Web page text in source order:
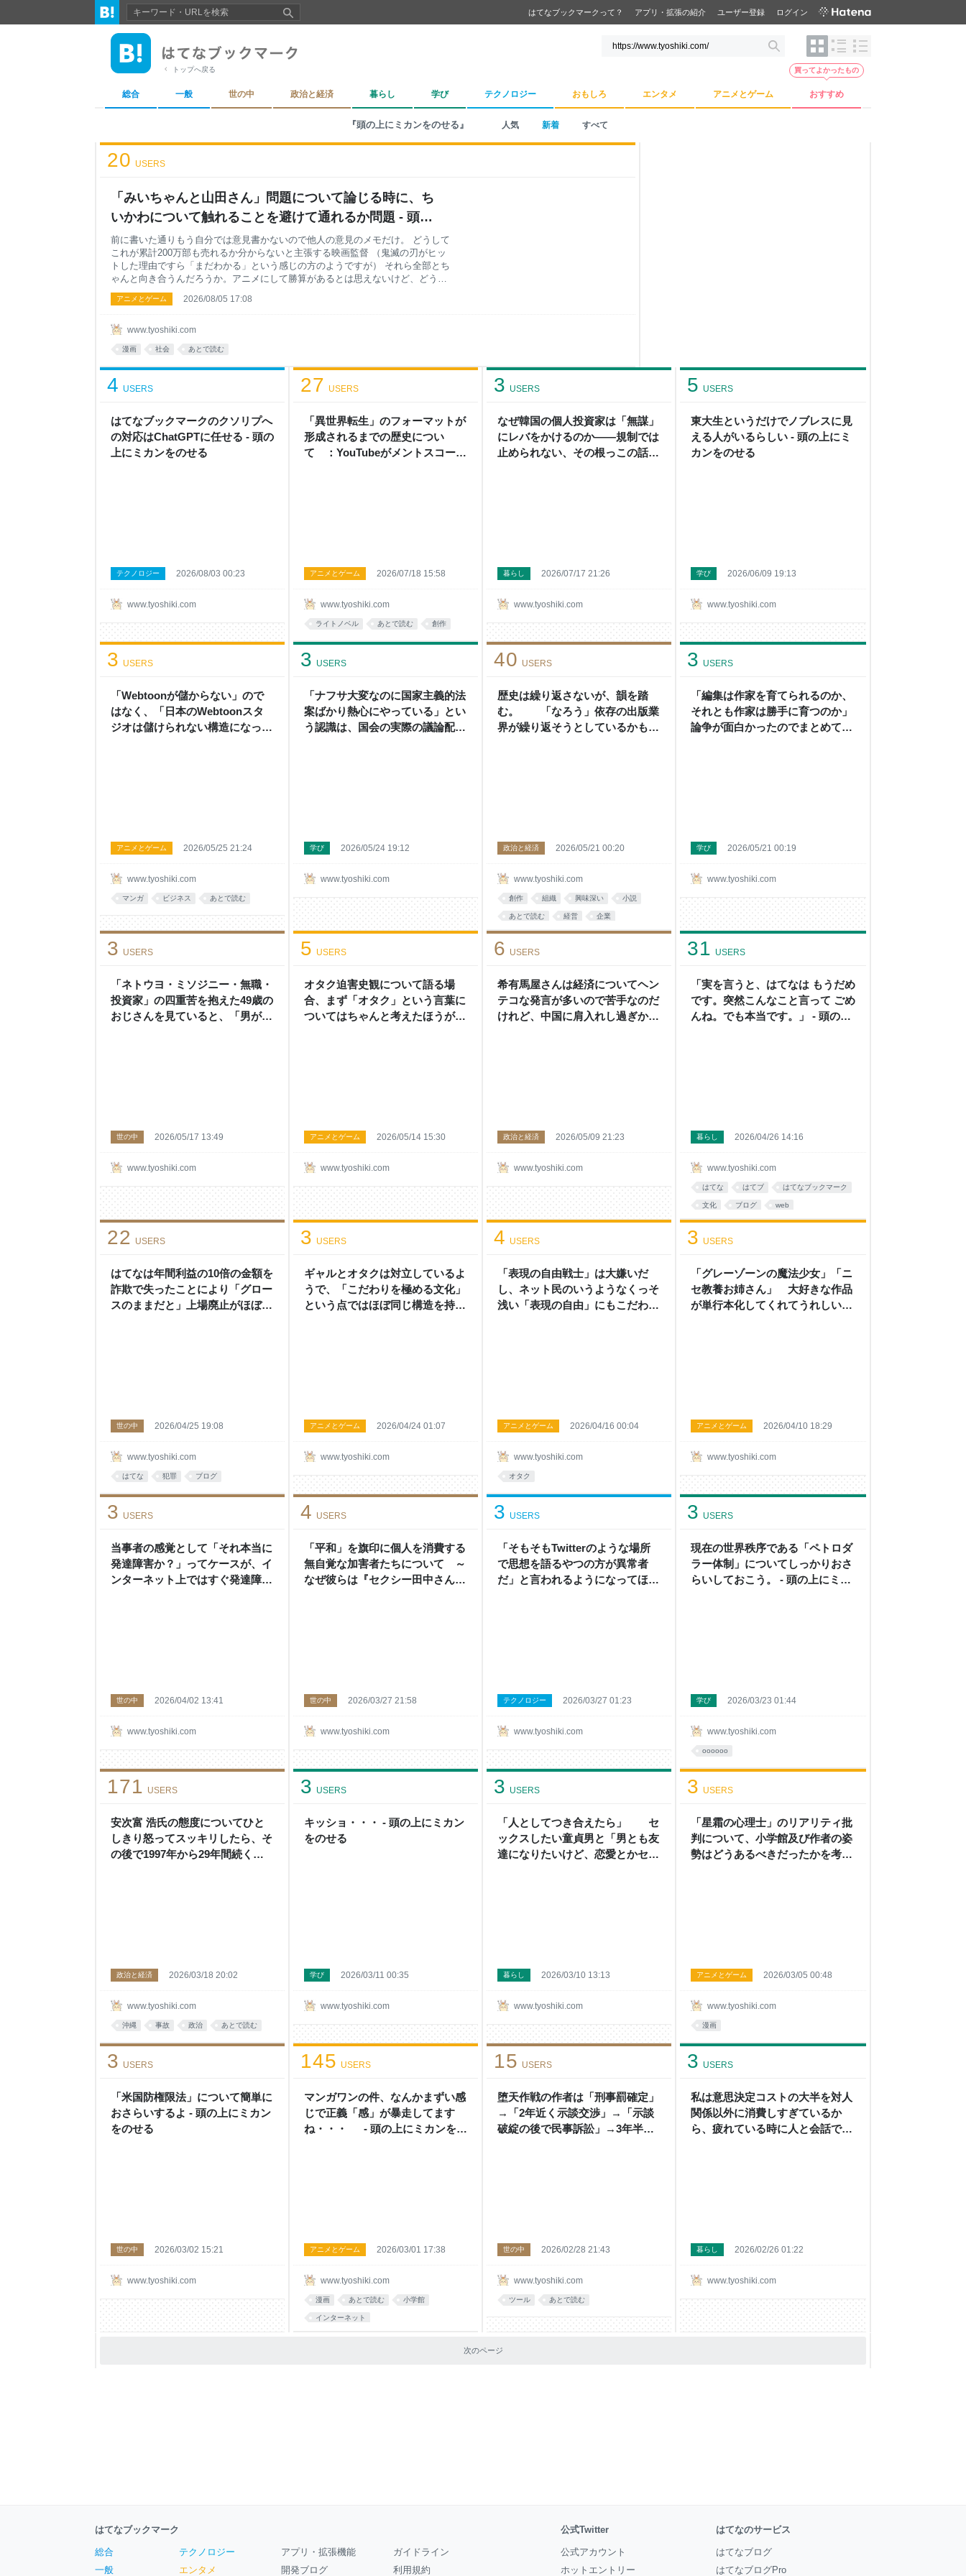
はてなブックマークって？ アプリ・拡張の紹介 ユーザー登録 ログイン
トップへ戻る
総合 一般 世の中 政治と経済 暮らし 学び テクノロジー おもしろ エンタメ アニメとゲーム おすすめ
買ってよかったもの
『頭の上にミカンをのせる』 人気 新着 すべて
「みいちゃんと山田さん」問題について論じる時に、ち
いかわについて触れることを避けて通れるか問題 - 頭の
上にミカンをのせる
20 USERS
www.tyoshiki.com
前に書いた通りもう自分では意見書かないので他人の意見のメモだけ。 どうして
これが累計200万部も売れるか分からないと主張する映画監督 （鬼滅の刃がヒッ
トした理由ですら「まだわかる」という感じの方のようですが） それら全部とち
ゃんと向き合うんだろうか。アニメにして勝算があるとは思えないけど、どうし
てやろうと思ったのか。同業者として（実写の方だけど）、それが気になる。も
し僕に脚本の仕事が来たら……断る、と思う。原作、大きく変えないと、このま
2026年8月3日 読まないことには始まらないと、『みいちゃんと山田さん』を読
んだけど、アニメ化云々の前に、どうしてこれが累計200万部も売れるか分から
ない。 『鬼滅の刃』はまだ分かるんですよ。基本、ヒーローものだし、成長譚だ
し。でも、これはただ悲惨なだけ。みいちゃんがた
アニメとゲーム 2026/08/05 17:08
漫画 社会 あとで読む
はてなブックマークのクソリプへ
の対応はChatGPTに任せる - 頭の
上にミカンをのせる
4 USERS
www.tyoshiki.com
テクノロジー 2026/08/03 00:23
「異世界転生」のフォーマットが
形成されるまでの歴史につい
て ：YouTubeがメントスコーラ
27 USERS
www.tyoshiki.com
アニメとゲーム 2026/07/18 15:58
ライトノベル あとで読む 創作
なぜ韓国の個人投資家は「無謀」
にレバをかけるのか——規制では
止められない、その根っこの話 -
3 USERS
www.tyoshiki.com
暮らし 2026/07/17 21:26
東大生というだけでノブレスに見
える人がいるらしい - 頭の上にミ
カンをのせる
5 USERS
www.tyoshiki.com
学び 2026/06/09 19:13
「Webtoonが儲からない」ので
はなく、「日本のWebtoonスタ
ジオは儲けられない構造になって
3 USERS
www.tyoshiki.com
アニメとゲーム 2026/05/25 21:24
マンガ ビジネス あとで読む
「ナフサ大変なのに国家主義的法
案ばかり熱心にやっている」とい
う認識は、国会の実際の議論配分
3 USERS
www.tyoshiki.com
学び 2026/05/24 19:12
歴史は繰り返さないが、韻を踏
む。 「なろう」依存の出版業
界が繰り返そうとしているかもし
40 USERS
www.tyoshiki.com
政治と経済 2026/05/21 00:20
創作 組織 興味深い 小説
あとで読む 経営 企業
「編集は作家を育てられるのか、
それとも作家は勝手に育つのか」
論争が面白かったのでまとめてみ
3 USERS
www.tyoshiki.com
学び 2026/05/21 00:19
「ネトウヨ・ミソジニー・無職・
投資家」の四重苦を抱えた49歳の
おじさんを見ていると、「男がな
3 USERS
www.tyoshiki.com
世の中 2026/05/17 13:49
オタク迫害史観について語る場
合、まず「オタク」という言葉に
ついてはちゃんと考えたほうが良
5 USERS
www.tyoshiki.com
アニメとゲーム 2026/05/14 15:30
希有馬屋さんは経済についてヘン
テコな発言が多いので苦手なのだ
けれど、中国に肩入れし過ぎかと
6 USERS
www.tyoshiki.com
政治と経済 2026/05/09 21:23
「実を言うと、はてなは もうだめ
です。突然こんなこと言って ごめ
んね。でも本当です。」 - 頭の上
31 USERS
www.tyoshiki.com
暮らし 2026/04/26 14:16
はてな はてブ はてなブックマーク
文化 ブログ web
はてなは年間利益の10倍の金額を
詐欺で失ったことにより「グロー
スのままだと」上場廃止がほぼ確
22 USERS
www.tyoshiki.com
世の中 2026/04/25 19:08
はてな 犯罪 ブログ
ギャルとオタクは対立しているよ
うで、「こだわりを極める文化」
という点ではほぼ同じ構造を持っ
3 USERS
www.tyoshiki.com
アニメとゲーム 2026/04/24 01:07
「表現の自由戦士」は大嫌いだ
し、ネット民のいうようなくっそ
浅い「表現の自由」にもこだわり
4 USERS
www.tyoshiki.com
アニメとゲーム 2026/04/16 00:04
オタク
「グレーゾーンの魔法少女」「ニ
セ教養お姉さん」 大好きな作品
が単行本化してくれてうれしい。
3 USERS
www.tyoshiki.com
アニメとゲーム 2026/04/10 18:29
当事者の感覚として「それ本当に
発達障害か？」ってケースが、イ
ンターネット上ではすぐ発達障害
3 USERS
www.tyoshiki.com
世の中 2026/04/02 13:41
「平和」を旗印に個人を消費する
無自覚な加害者たちについて ～
なぜ彼らは『セクシー田中さん』
4 USERS
www.tyoshiki.com
世の中 2026/03/27 21:58
「そもそもTwitterのような場所
で思想を語るやつの方が異常者
だ」と言われるようになってほし
3 USERS
www.tyoshiki.com
テクノロジー 2026/03/27 01:23
現在の世界秩序である「ペトロダ
ラー体制」についてしっかりおさ
らいしておこう。 - 頭の上にミカ
3 USERS
www.tyoshiki.com
学び 2026/03/23 01:44
oooooo
安次富 浩氏の態度についてひと
しきり怒ってスッキリしたら、そ
の後で1997年から29年間続く普
171 USERS
www.tyoshiki.com
政治と経済 2026/03/18 20:02
沖縄 事故 政治 あとで読む
キッショ・・・ - 頭の上にミカン
をのせる
3 USERS
www.tyoshiki.com
学び 2026/03/11 00:35
「人としてつき合えたら」 セ
ックスしたい童貞男と「男とも友
達になりたいけど、恋愛とかセッ
3 USERS
www.tyoshiki.com
暮らし 2026/03/10 13:13
「星霜の心理士」のリアリティ批
判について、小学館及び作者の姿
勢はどうあるべきだったかを考え
3 USERS
www.tyoshiki.com
アニメとゲーム 2026/03/05 00:48
漫画
「米国防権限法」について簡単に
おさらいするよ - 頭の上にミカン
をのせる
3 USERS
www.tyoshiki.com
世の中 2026/03/02 15:21
マンガワンの件、なんかまずい感
じで正義「感」が暴走してます
ね・・・ - 頭の上にミカンをの
145 USERS
www.tyoshiki.com
アニメとゲーム 2026/03/01 17:38
漫画 あとで読む 小学館
インターネット
堕天作戦の作者は「刑事罰確定」
→「2年近く示談交渉」→「示談
破綻の後で民事訴訟」→3年半後
15 USERS
www.tyoshiki.com
世の中 2026/02/28 21:43
ツール あとで読む
私は意思決定コストの大半を対人
関係以外に消費しすぎているか
ら、疲れている時に人と会話でき
3 USERS
www.tyoshiki.com
暮らし 2026/02/26 01:22
次のページ
はてなブックマーク
総合
一般
テクノロジー
エンタメ
アプリ・拡張機能
開発ブログ
ガイドライン
利用規約
公式Twitter
公式アカウント
ホットエントリー
はてなのサービス
はてなブログ
はてなブログPro